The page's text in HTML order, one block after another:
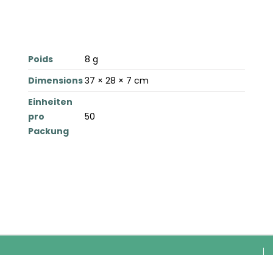
Poids
8 g
Dimensions37 × 28 × 7 cm
Einheiten
pro
Packung
50